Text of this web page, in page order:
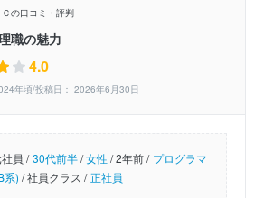
の口コミ・評判
職の魅力
4.0
年頃/投稿日： 2026年6月30日
員 / 30代前半/女性/2年前 / プログラマ
系) /社員クラス / 正社員